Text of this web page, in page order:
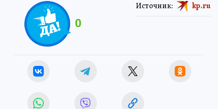
0
Источник: kp.ru